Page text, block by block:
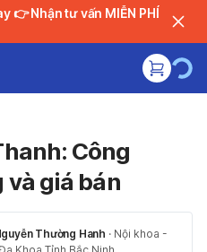
Công
và giá bán
Thường Hanh · Nội khoa -